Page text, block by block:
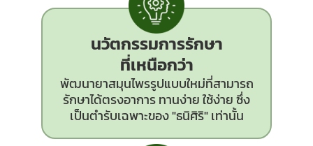
นวัตกรรมการรักษา
ที่เหนือกว่า
พัฒนายาสมุนไพรรูปแบบใหม่ที่สามารถ
รักษาได้ตรงอาการ ทานง่าย ใช้ง่าย ซึ่ง
เป็นตำรับเฉพาะของ "ธนิศิริ" เท่านั้น